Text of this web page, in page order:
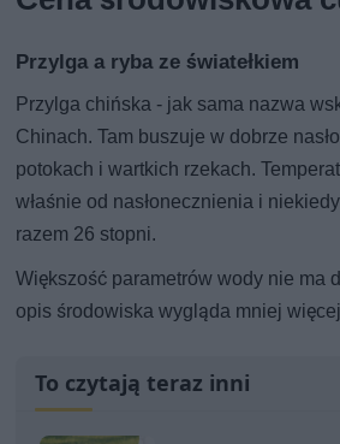
Przylga a ryba ze światełkiem
Przylga chińska - jak sama nazwa
Chinach. Tam buszuje w dobrze
potokach i wartkich rzekach.
właśnie od nasłonecznienia i
razem 26 stopni.
Większość parametrów wody nie ma
opis środowiska wygląda mniej
To czytają teraz inni